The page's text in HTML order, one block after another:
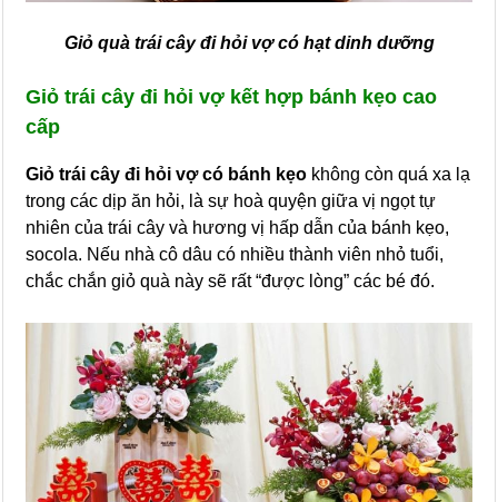
Giỏ quà trái cây đi hỏi vợ có hạt dinh dưỡng
Giỏ trái cây đi hỏi vợ kết hợp bánh kẹo cao
cấp
Giỏ trái cây đi hỏi vợ có bánh kẹo không còn quá xa lạ
trong các dịp ăn hỏi, là sự hoà quyện giữa vị ngọt tự
nhiên của trái cây và hương vị hấp dẫn của bánh kẹo,
socola. Nếu nhà cô dâu có nhiều thành viên nhỏ tuổi,
chắc chắn giỏ quà này sẽ rất “được lòng” các bé đó.